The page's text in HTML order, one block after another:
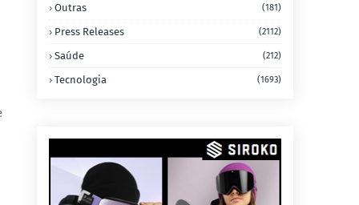
Outras (181)
Press Releases (2112)
Saúde (212)
Tecnologia (1693)